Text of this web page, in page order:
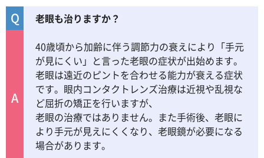
Q 老眼も治りますか？
A
40歳頃から加齢に伴う調節力の衰えにより「手元
が見にくい」と言った老眼の症状が出始めます。
老眼は遠近のピントを合わせる能力が衰える症状
です。眼内コンタクトレンズ治療は近視や乱視な
ど屈折の矯正を行いますが、
老眼の治療ではありません。また手術後、老眼に
より手元が見えにくくなり、老眼鏡が必要になる
場合があります。